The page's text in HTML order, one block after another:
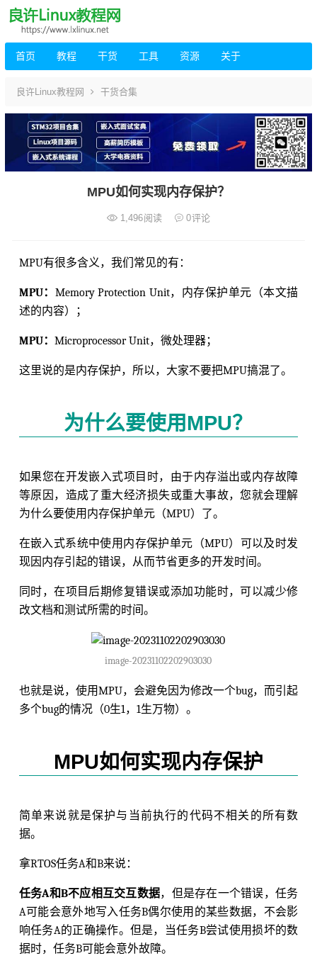
首页 教程 干货 工具 资源 关于
良许Linux教程网 干货合集
MPU如何实现内存保护？
1,496阅读 0评论
MPU有很多含义，我们常见的有：
MPU： Memory Protection Unit，内存保护单元（本文描
述的内容）；
MPU： Microprocessor Unit，微处理器；
这里说的是内存保护，所以，大家不要把MPU搞混了。
为什么要使用MPU？
如果您在开发嵌入式项目时，由于内存溢出或内存故障
等原因，造成了重大经济损失或重大事故，您就会理解
为什么要使用内存保护单元（MPU）了。
在嵌入式系统中使用内存保护单元（MPU）可以及时发
现因内存引起的错误，从而节省更多的开发时间。
同时，在项目后期修复错误或添加功能时，可以减少修
改文档和测试所需的时间。
image-20231102202903030
也就是说，使用MPU，会避免因为修改一个bug，而引起
多个bug的情况（0生1，1生万物）。
MPU如何实现内存保护
简单来说就是保护与当前执行的代码不相关的所有数
据。
拿RTOS任务A和B来说：
任务A和B不应相互交互数据，但是存在一个错误，任务
A可能会意外地写入任务B偶尔使用的某些数据，不会影
响任务A的正确操作。但是，当任务B尝试使用损坏的数
据时，任务B可能会意外故障。